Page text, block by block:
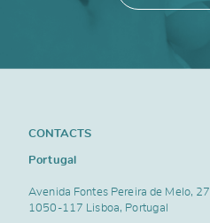
CONTACTS
Portugal
Avenida Fontes Pereira de Melo, 27
1050-117 Lisboa, Portugal